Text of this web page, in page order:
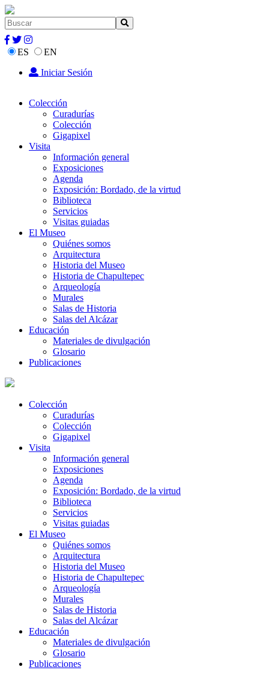
ES
EN
Iniciar Sesión
Colección
Curadurías
Colección
Gigapixel
Visita
Información general
Exposiciones
Agenda
Exposición: Bordado, de la virtud
Biblioteca
Servicios
Visitas guiadas
El Museo
Quiénes somos
Arquitectura
Historia del Museo
Historia de Chapultepec
Arqueología
Murales
Salas de Historia
Salas del Alcázar
Educación
Materiales de divulgación
Glosario
Publicaciones
Colección
Curadurías
Colección
Gigapixel
Visita
Información general
Exposiciones
Agenda
Exposición: Bordado, de la virtud
Biblioteca
Servicios
Visitas guiadas
El Museo
Quiénes somos
Arquitectura
Historia del Museo
Historia de Chapultepec
Arqueología
Murales
Salas de Historia
Salas del Alcázar
Educación
Materiales de divulgación
Glosario
Publicaciones